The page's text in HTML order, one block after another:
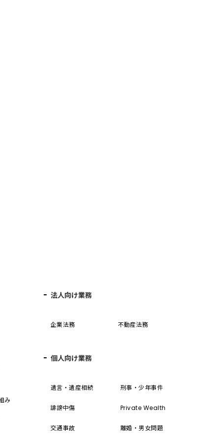
み
法人向け業務
企業法務 不動産法務
個人向け業務
遺言・遺産相続 刑事・少年事件
誹謗中傷 Private Wealth
交通事故 離婚・男女問題